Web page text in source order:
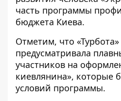
часть программы
бюджета Киева.
Отметим, что «Турбота»
предусматривала
участников на
киевлянина», которые
условий программы.